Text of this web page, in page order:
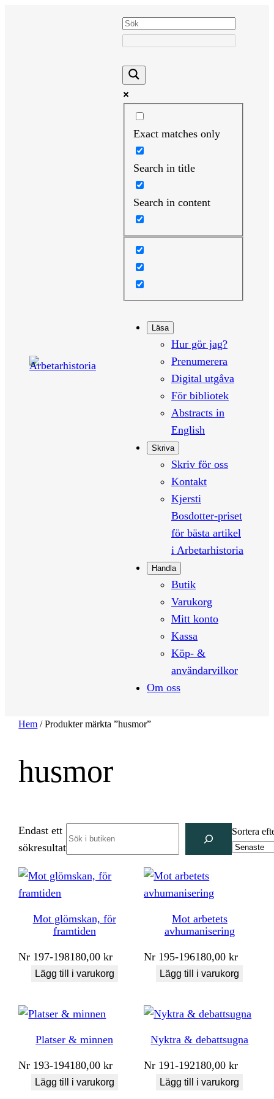
Exact matches only
Search in title
Search in content
Läsa
Hur gör jag?
Prenumerera
Digital utgåva
För bibliotek
Abstracts in
English
Skriva
Skriv för oss
Kontakt
Kjersti
Bosdotter-priset
för bästa artikel
i Arbetarhistoria
Handla
Butik
Varukorg
Mitt konto
Kassa
Köp- &
användarvilkor
Om oss
Hem / Produkter märkta ”husmor”
husmor
Endast ett
sökresultat
Sortera
Mot glömskan, för
framtiden
Nr 197-198180,00kr
Lägg till i varukorg
Mot arbetets
avhumanisering
Nr 195-196180,00kr
Lägg till i varukorg
Platser & minnen
Nr 193-194180,00kr
Lägg till i varukorg
Nyktra & debattsugna
Nr 191-192180,00kr
Lägg till i varukorg